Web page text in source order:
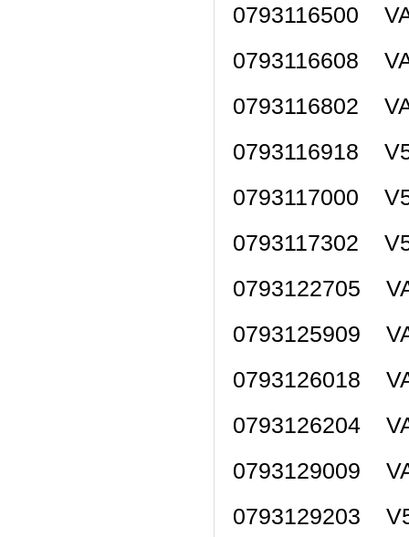
0793116500
0793116608
0793116802
0793116918
0793117000
0793117302
0793122705
0793125909
0793126018
0793126204
0793129009
0793129203